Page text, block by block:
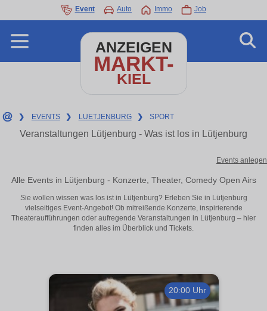
Event Auto Immo Job
ANZEIGEN
MARKT-
KIEL
❯ EVENTS ❯ LUETJENBURG ❯ SPORT
Veranstaltungen Lütjenburg - Was ist los in Lütjenburg
Events anlegen
Alle Events in Lütjenburg - Konzerte, Theater, Comedy Open Airs
Sie wollen wissen was los ist in Lütjenburg? Erleben Sie in Lütjenburg
vielseitiges Event-Angebot! Ob mitreißende Konzerte, inspirierende
Theateraufführungen oder aufregende Veranstaltungen in Lütjenburg – hier
finden alles im Überblick und Tickets.
20:00 Uhr